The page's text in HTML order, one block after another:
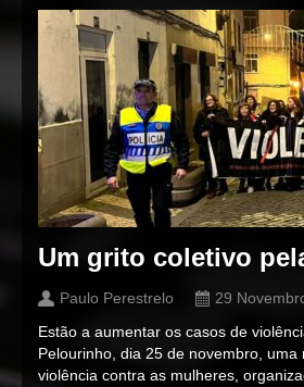
Um grito coletivo
Paulo Perestrelo 29
Estão a aumentar os casos de
Pelourinho, dia 25 de novembro,
violência contra as mulheres,